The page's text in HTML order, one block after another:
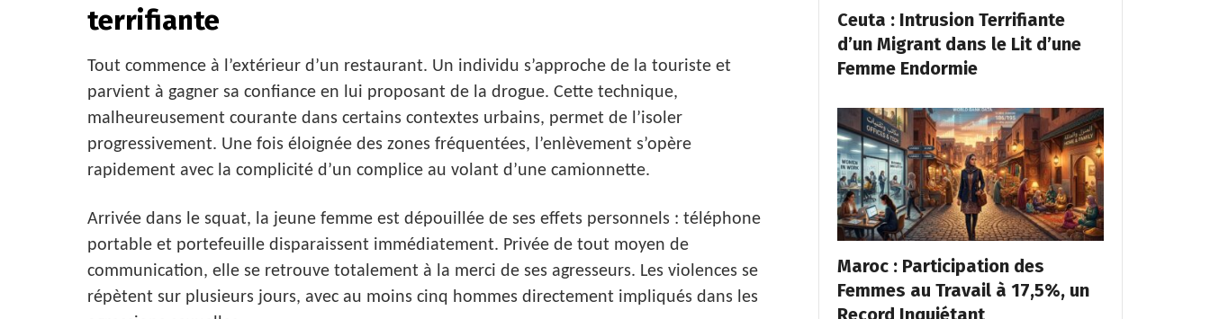
terrifiante
Tout commence à l’extérieur d’un restaurant. Un individu s’approche de la touriste et
parvient à gagner sa confiance en lui proposant de la drogue. Cette technique,
malheureusement courante dans certains contextes urbains, permet de l’isoler
progressivement. Une fois éloignée des zones fréquentées, l’enlèvement s’opère
rapidement avec la complicité d’un complice au volant d’une camionnette.
Arrivée dans le squat, la jeune femme est dépouillée de ses effets personnels : téléphone
portable et portefeuille disparaissent immédiatement. Privée de tout moyen de
communication, elle se retrouve totalement à la merci de ses agresseurs. Les violences se
répètent sur plusieurs jours, avec au moins cinq hommes directement impliqués dans les
Ceuta : Intrusion Terrifiante
d’un Migrant dans le Lit d’une
Femme Endormie
Maroc : Participation des
Femmes au Travail à 17,5%, un